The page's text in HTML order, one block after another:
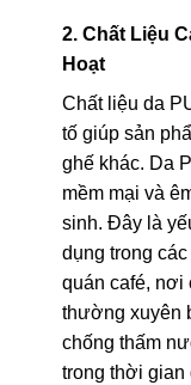
2. Chất Liệu
Hoạt
Chất liệu da
tố giúp sản
ghế khác. Da
mềm mại và
sinh. Đây là
dụng trong
quán café, nơi
thường xuyên
chống thấm
trong thời gian